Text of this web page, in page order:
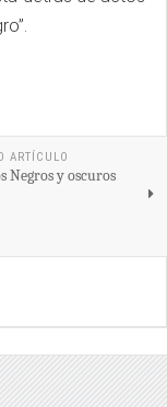
ARTÍCULO
Negros y oscuros